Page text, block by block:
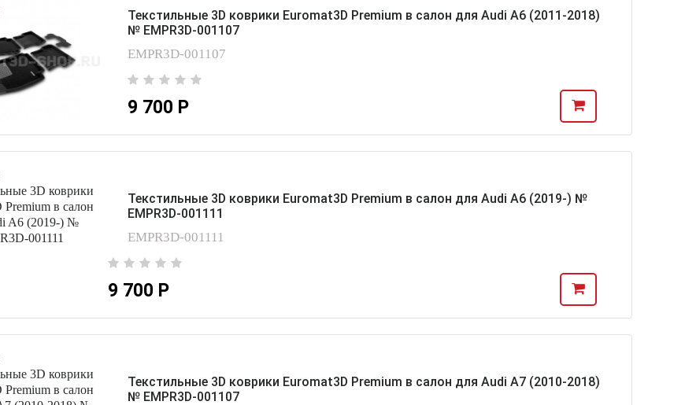
Текстильные 3D коврики Euromat3D Premium в салон для Audi A6 (2011-2018)
№ EMPR3D-001107
EMPR3D-001107
9 700 Р
Текстильные 3D коврики Euromat3D Premium в салон для Audi A6 (2019-) №
EMPR3D-001111
EMPR3D-001111
9 700 Р
Текстильные 3D коврики Euromat3D Premium в салон для Audi A7 (2010-2018)
№ EMPR3D-001107